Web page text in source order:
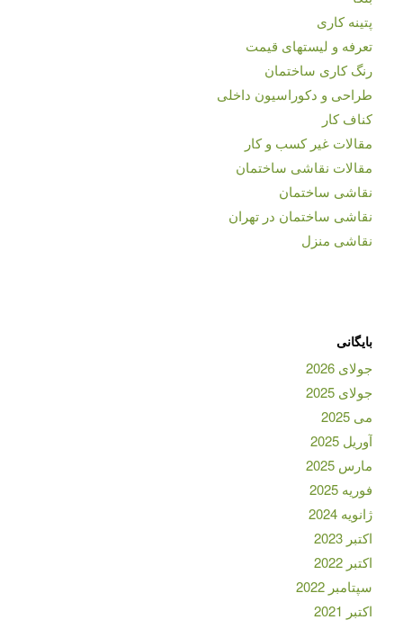
پتینه کاری
تعرفه و لیستهای قیمت
رنگ کاری ساختمان
طراحی و دکوراسیون داخلی
کناف کار
مقالات غیر کسب و کار
مقالات نقاشی ساختمان
نقاشی ساختمان
نقاشی ساختمان در تهران
نقاشی منزل
بایگانی
جولای 2026
جولای 2025
می 2025
آوریل 2025
مارس 2025
فوریه 2025
ژانویه 2024
اکتبر 2023
اکتبر 2022
سپتامبر 2022
اکتبر 2021